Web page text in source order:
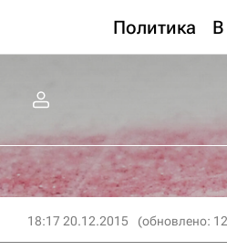
Политика
18:17 20.12.2015 (обновлено: